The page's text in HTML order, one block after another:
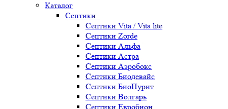
Каталог
Септики
Септики Vita / Vita lite
Септики Zorde
Септики Альфа
Септики Астра
Септики Аэробокс
Септики Биодевайс
Септики БиоПурит
Септики Волгарь
Септики Евробион